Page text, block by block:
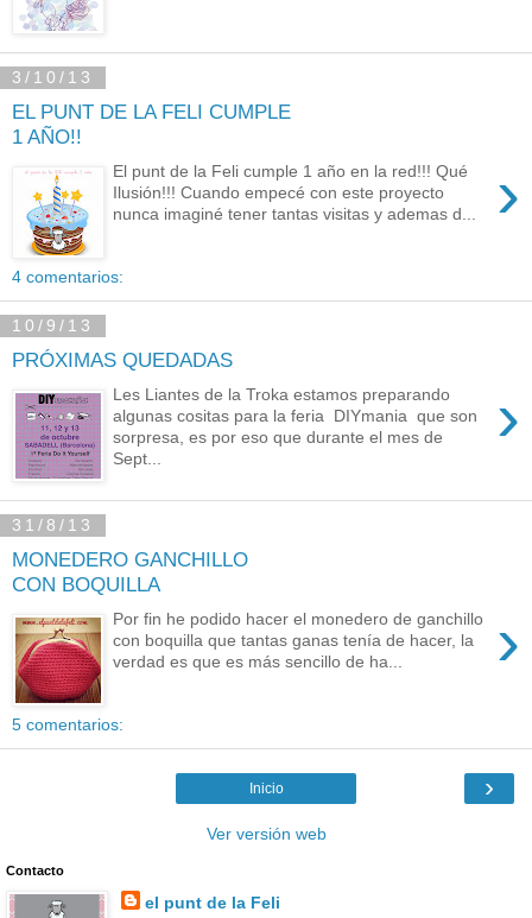
3/10/13
EL PUNT DE LA FELI CUMPLE
1 AÑO!!
›
El punt de la Feli cumple 1 año en la red!!! Qué
Ilusión!!! Cuando empecé con este proyecto
nunca imaginé tener tantas visitas y ademas d...
4 comentarios:
10/9/13
PRÓXIMAS QUEDADAS
›
Les Liantes de la Troka estamos preparando
algunas cositas para la feria DIYmania que son
sorpresa, es por eso que durante el mes de
Sept...
31/8/13
MONEDERO GANCHILLO
CON BOQUILLA
›
Por fin he podido hacer el monedero de ganchillo
con boquilla que tantas ganas tenía de hacer, la
verdad es que es más sencillo de ha...
5 comentarios:
›
Inicio
Ver versión web
Contacto
el punt de la Feli